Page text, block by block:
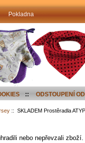
Pokladna
:: ODSTOUPENÍ
:: SKLADEM Prostěradla
nebo nepřevzali zboží.